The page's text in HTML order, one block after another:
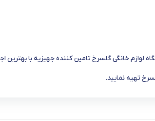
لوازم خانگی گلسرخ تامین کننده جهیزیه با
تهیه نمایید.